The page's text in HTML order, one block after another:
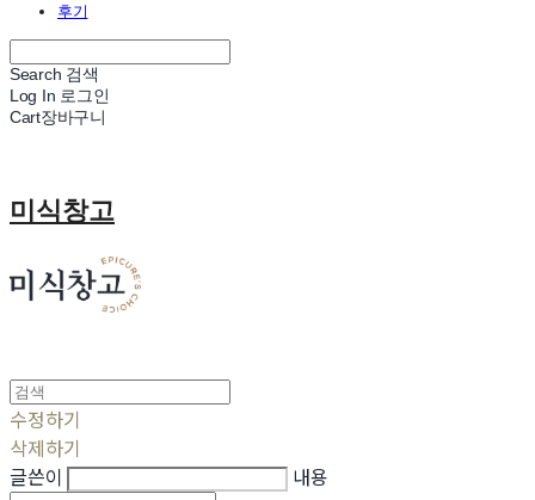
후기
Search 검색
Log In 로그인
Cart장바구니
미식창고
수정하기
삭제하기
글쓴이
내용